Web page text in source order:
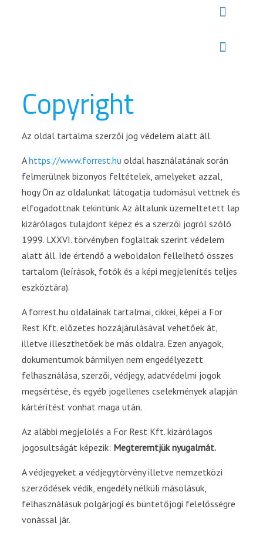
Copyright
Az oldal tartalma szerzői jog védelem alatt áll.
Ahttps://www.forrest.huoldal használatának során
felmerülnek bizonyos feltételek, amelyeket azzal,
hogy Ön az oldalunkat látogatja tudomásul vettnek és
elfogadottnak tekintünk. Az általunk üzemeltetett lap
kizárólagos tulajdont képez és a szerzői jogról szóló
1999. LXXVI. törvényben foglaltak szerint védelem
alatt áll. Ide értendő a weboldalon fellelhető összes
tartalom (leírások, fotók és a képi megjelenítés teljes
eszköztára).
A forrest.hu oldalainak tartalmai, cikkei, képei a For
Rest Kft. előzetes hozzájárulásával vehetőek át,
illetve illeszthetőek be más oldalra. Ezen anyagok,
dokumentumok bármilyen nem engedélyezett
felhasználása, szerzői, védjegy, adatvédelmi jogok
megsértése, és egyéb jogellenes cselekmények alapján
kártérítést vonhat maga után.
Az alábbi megjelölés a For Rest Kft. kizárólagos
jogosultságát képezik: Megteremtjük nyugalmát.
A védjegyeket a védjegytörvény illetve nemzetközi
szerződések védik, engedély nélküli másolásuk,
felhasználásuk polgárjogi és büntetőjogi felelősségre
vonással jár.